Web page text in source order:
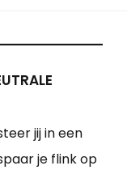
jij in een
je flink op